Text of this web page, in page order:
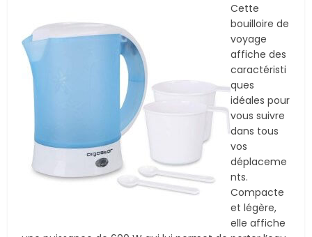
Cette
bouilloire de
voyage
affiche des
caractéristi
ques
idéales pour
vous suivre
dans tous
vos
déplaceme
nts.
Compacte
et légère,
elle affiche